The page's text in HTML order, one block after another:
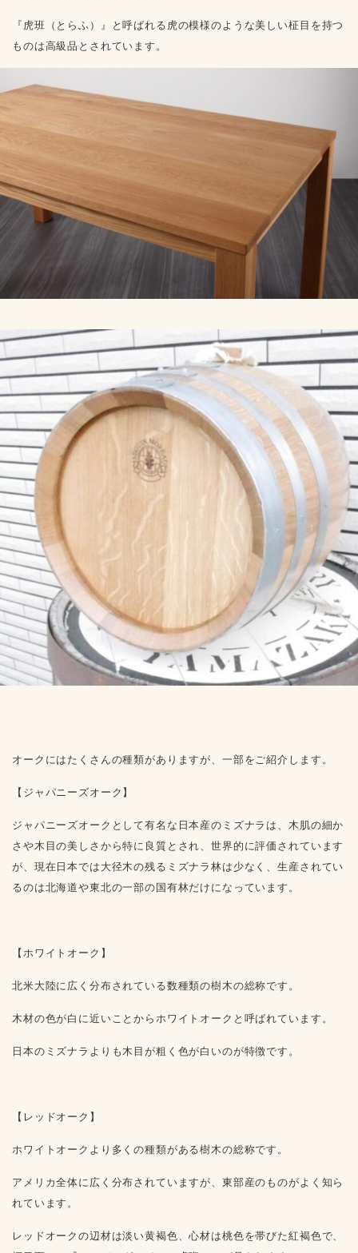
『虎班（とらふ）』と呼ばれる虎の模様のような美しい柾目を持つ
ものは高級品とされています。
オークにはたくさんの種類がありますが、一部をご紹介します。
【 ジャパニーズオーク 】
ジャパニーズオークとして有名な日本産のミズナラは、木肌の細か
さや木目の美しさから特に良質とされ、世界的に評価されています
が、現在日本では大径木の残るミズナラ林は少なく、生産されてい
るのは北海道や東北の一部の国有林だけになっています。
【ホワイトオーク 】
北米大陸に広く分布されている数種類の樹木の総称です。
木材の色が白に近いことからホワイトオークと呼ばれています。
日本のミズナラよりも木目が粗く色が白いのが特徴です。
【 レッドオーク 】
ホワイトオークより多くの種類がある樹木の総称です。
アメリカ全体に広く分布されていますが、東部産のものがよく知ら
れています。
レッドオークの辺材は淡い黄褐色、心材は桃色を帯びた紅褐色で、